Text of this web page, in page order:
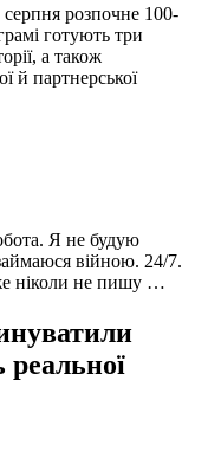
розпочне 100-
готують три
а також
й партнерської
Я не будую
війною. 24/7.
ніколи не пишу …
реальної